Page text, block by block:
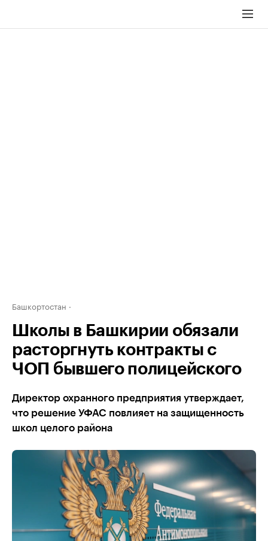
Башкортостан
Школы в Башкирии обязали
расторгнуть контракты с
ЧОП бывшего полицейского
Директор охранного предприятия утверждает,
что решение УФАС повлияет на защищенность
школ целого района